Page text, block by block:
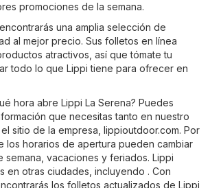
promociones de la semana.
una amplia selección de
al mejor precio. Sus folletos en línea
atractivos, así que tómate tu
todo lo que Lippi tiene para ofrecer en
hora abre Lippi La Serena? Puedes
que necesitas tanto en nuestro
sitio de la empresa, lippioutdoor.com. Por
los horarios de apertura pueden cambiar
semana, vacaciones y feriados. Lippi
en otras ciudades, incluyendo . Con
los folletos actualizados de Lippi